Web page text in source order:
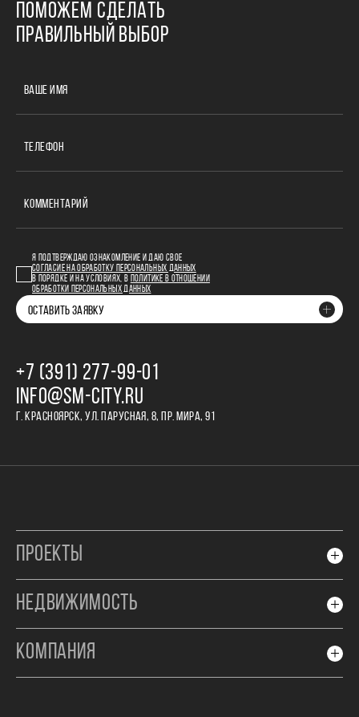
ПОМОЖЕМ СДЕЛАТЬ
ПРАВИЛЬНЫЙ ВЫБОР
ВАШЕ ИМЯ
ТЕЛЕФОН
КОММЕНТАРИЙ
Я ПОДТВЕРЖДАЮ ОЗНАКОМЛЕНИЕ И ДАЮ СВОЕ
СОГЛАСИЕ НА ОБРАБОТКУ ПЕРСОНАЛЬНЫХ ДАННЫХ
В ПОРЯДКЕ И НА УСЛОВИЯХ, В ПОЛИТИКЕ В ОТНОШЕНИИ
ОБРАБОТКИ ПЕРСОНАЛЬНЫХ ДАННЫХ
ОСТАВИТЬ ЗАЯВКУ
+7 (391) 277‒99‒01
INFO@SM-CITY.RU
Г. КРАСНОЯРСК, УЛ. ПАРУСНАЯ, 8, ПР. МИРА, 91
ПРОЕКТЫ
НЕДВИЖИМОСТЬ
КОМПАНИЯ